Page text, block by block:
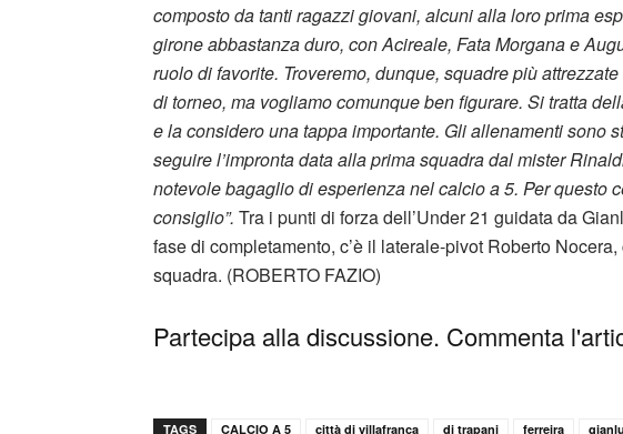
composto da tanti ragazzi giovani, alcuni alla loro prima
girone abbastanza duro, con Acireale, Fata Morgana e
ruolo di favorite. Troveremo, dunque, squadre più
di torneo, ma vogliamo comunque ben figurare. Si tratta
e la considero una tappa importante. Gli allenamenti sono
seguire l’impronta data alla prima squadra dal mister
notevole bagaglio di esperienza nel calcio a 5. Per questo
consiglio”. Tra i punti di forza dell’Under 21 guidata da
fase di completamento, c’è il laterale-pivot Roberto
squadra. (ROBERTO FAZIO)
Partecipa alla discussione. Commenta
TAGS CALCIO A 5 città di villafranca di trapani ferreira